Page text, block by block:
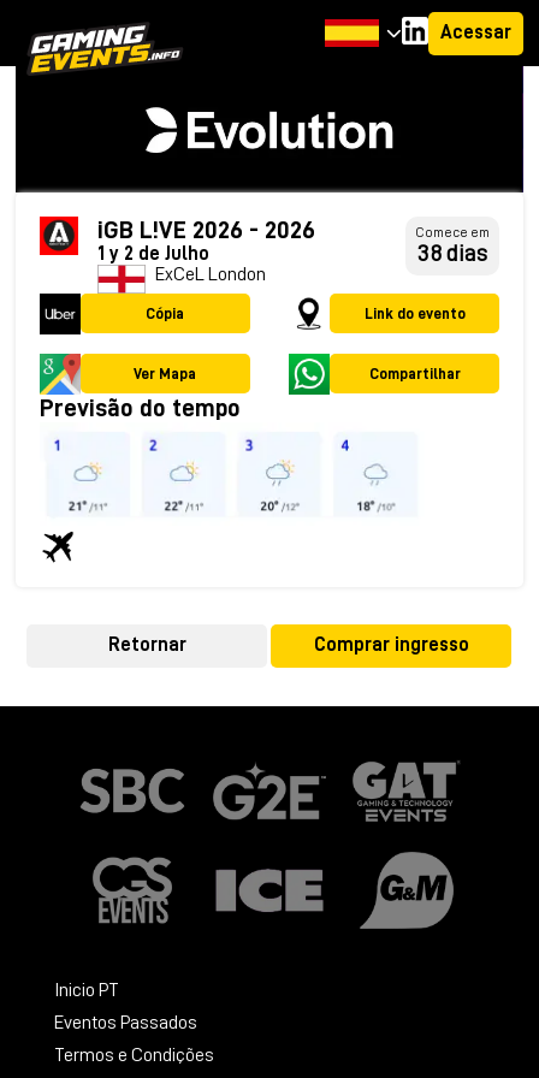
Acessar
iGB L!VE 2026 - 2026
1 y 2 de Julho
ExCeL London
Comece em
38 dias
Cópia Link do evento
Ver Mapa Compartilhar
Previsão do tempo
Retornar Comprar ingresso
Inicio PT
Eventos Passados
Termos e Condições